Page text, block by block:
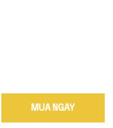
MUA NGAY